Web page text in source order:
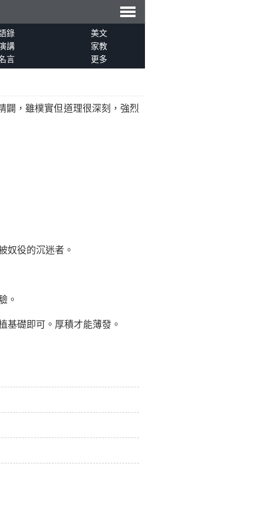
導
錄
美文
講
家教
言
更多
，雖樸實但道理很深刻，強烈
役的沉迷者。
。
礎即可。厚積才能薄發。